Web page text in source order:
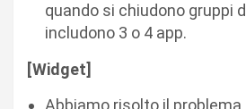
quando si chiudono gruppi
includono 3 o 4 app.
[Widget]
Abbiamo risolto il problema